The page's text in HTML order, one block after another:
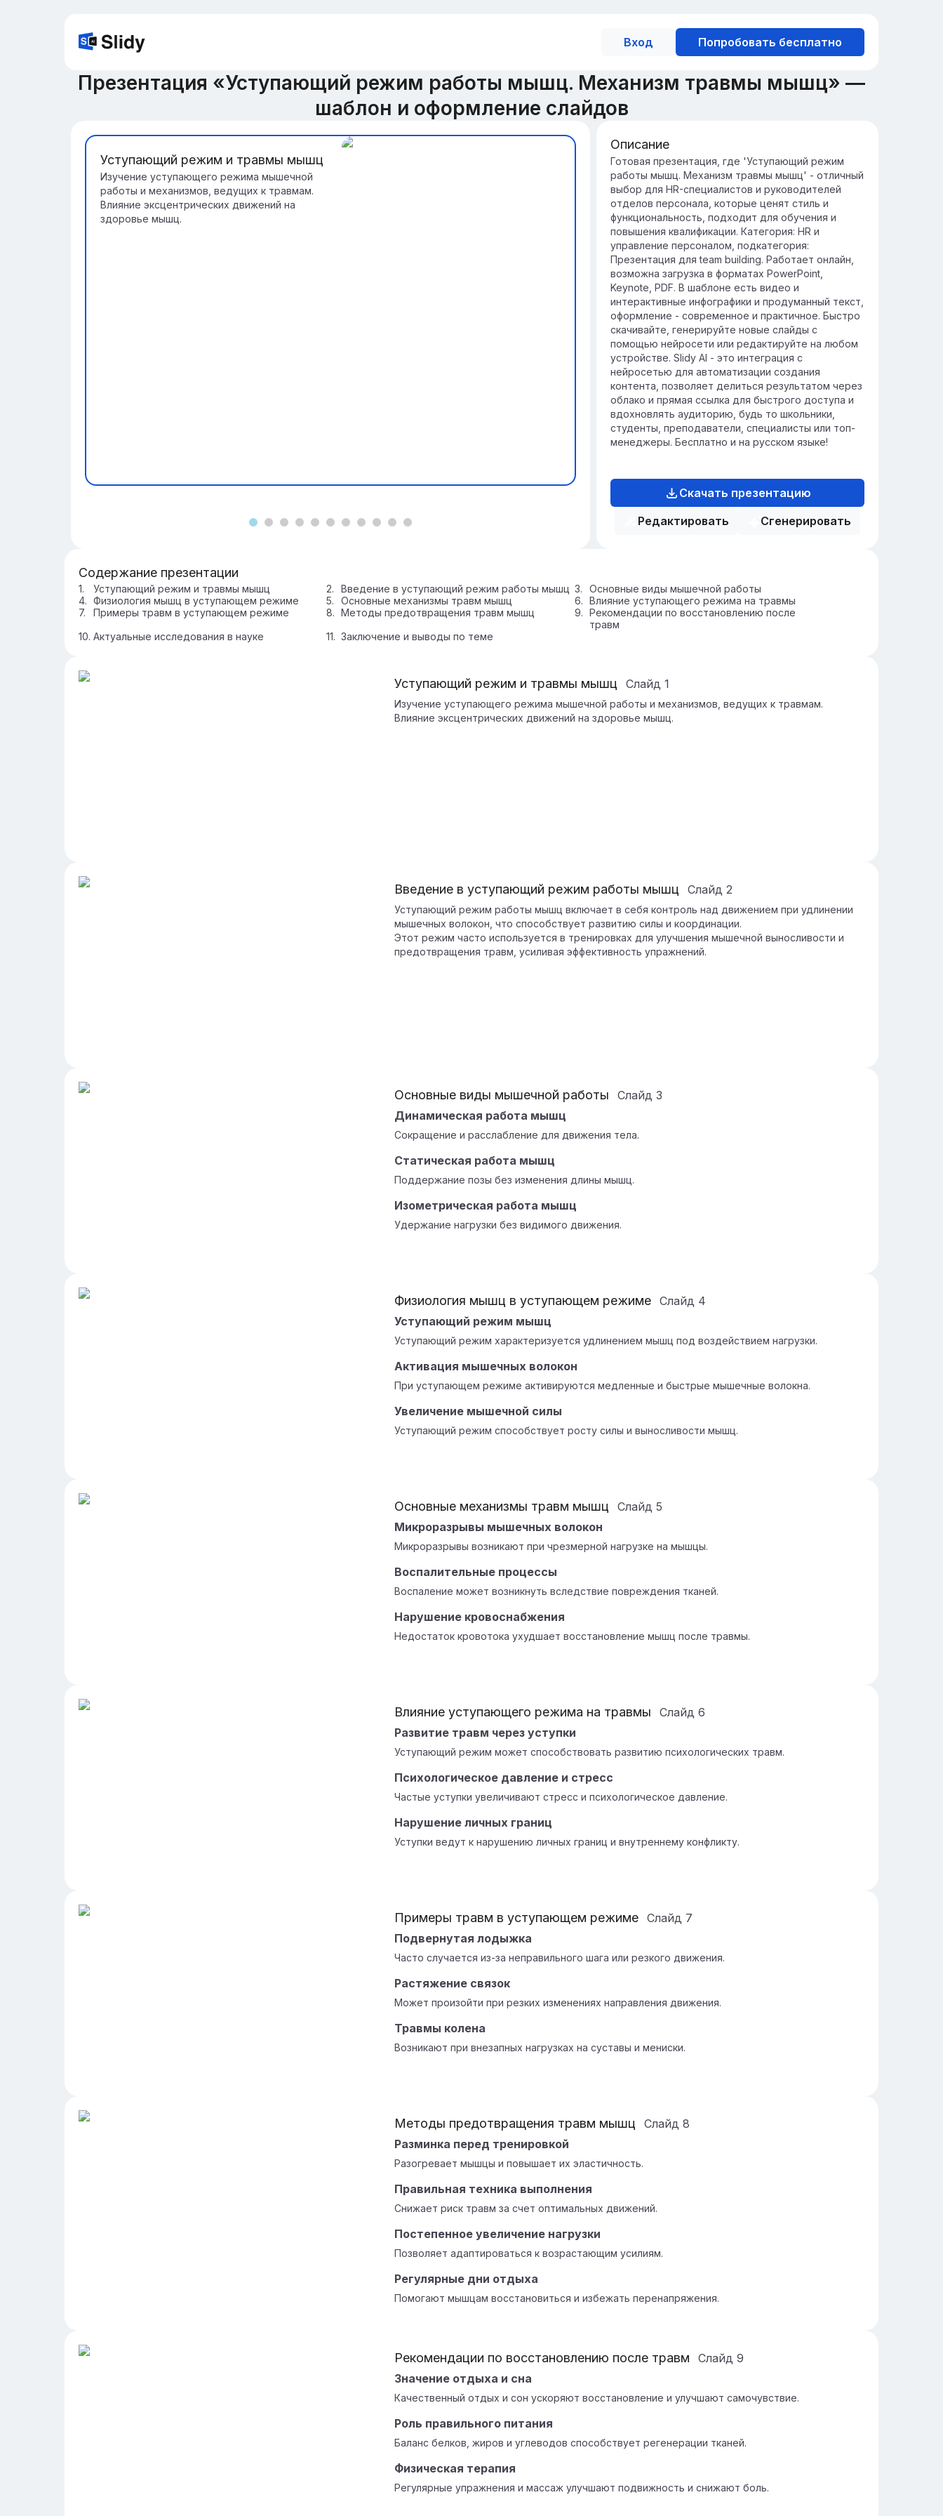
Вход Попробовать бесплатно
Презентация «Уступающий режим работы мышц. Механизм травмы мышц» —
шаблон и оформление слайдов
Уступающий режим и травмы мышц
Изучение уступающего режима мышечной
работы и механизмов, ведущих к травмам.
Влияние эксцентрических движений на
здоровье мышц.
Введение в уступающий режим
работы мышц
Уступающий режим работы мышц включает в
себя контроль над движением при
удлинении мышечных волокон, что
способствует развитию силы и координации.
Этот режим часто используется в
тренировках для улучшения мышечной
выносливости и предотвращения травм,
усиливая эффективность упражнений.
Описание
Готовая презентация, где 'Уступающий режим
работы мышц. Механизм травмы мышц' - отличный
выбор для HR-специалистов и руководителей
отделов персонала, которые ценят стиль и
функциональность, подходит для обучения и
повышения квалификации. Категория: HR и
управление персоналом, подкатегория:
Презентация для team building. Работает онлайн,
возможна загрузка в форматах PowerPoint,
Keynote, PDF. В шаблоне есть видео и
интерактивные инфографики и продуманный текст,
оформление - современное и практичное. Быстро
скачивайте, генерируйте новые слайды с
помощью нейросети или редактируйте на любом
устройстве. Slidy AI - это интеграция с
нейросетью для автоматизации создания
контента, позволяет делиться результатом через
облако и прямая ссылка для быстрого доступа и
вдохновлять аудиторию, будь то школьники,
студенты, преподаватели, специалисты или топ-
менеджеры. Бесплатно и на русском языке!
Скачать презентацию
Редактировать
Сгенерировать
Содержание презентации
Уступающий режим и травмы мышц Введение в уступающий режим работы мышц
Основные виды мышечной работы
Физиология мышц в уступающем режиме
Основные механизмы травм мышц
Влияние уступающего режима на травмы
Примеры травм в уступающем режиме
Методы предотвращения травм мышц
Рекомендации по восстановлению после
травм
Актуальные исследования в науке
Заключение и выводы по теме
Уступающий режим и травмы мышц Слайд 1
Изучение уступающего режима мышечной работы и механизмов, ведущих к травмам.
Влияние эксцентрических движений на здоровье мышц.
Введение в уступающий режим работы мышц Слайд 2
Уступающий режим работы мышц включает в себя контроль над движением при удлинении
мышечных волокон, что способствует развитию силы и координации.
Этот режим часто используется в тренировках для улучшения мышечной выносливости и
предотвращения травм, усиливая эффективность упражнений.
Основные виды мышечной работы Слайд 3
Динамическая работа мышц
Сокращение и расслабление для движения тела.
Статическая работа мышц
Поддержание позы без изменения длины мышц.
Изометрическая работа мышц
Удержание нагрузки без видимого движения.
Физиология мышц в уступающем режиме Слайд 4
Уступающий режим мышц
Уступающий режим характеризуется удлинением мышц под воздействием нагрузки.
Активация мышечных волокон
При уступающем режиме активируются медленные и быстрые мышечные волокна.
Увеличение мышечной силы
Уступающий режим способствует росту силы и выносливости мышц.
Основные механизмы травм мышц Слайд 5
Микроразрывы мышечных волокон
Микроразрывы возникают при чрезмерной нагрузке на мышцы.
Воспалительные процессы
Воспаление может возникнуть вследствие повреждения тканей.
Нарушение кровоснабжения
Недостаток кровотока ухудшает восстановление мышц после травмы.
Влияние уступающего режима на травмы Слайд 6
Развитие травм через уступки
Уступающий режим может способствовать развитию психологических травм.
Психологическое давление и стресс
Частые уступки увеличивают стресс и психологическое давление.
Нарушение личных границ
Уступки ведут к нарушению личных границ и внутреннему конфликту.
Примеры травм в уступающем режиме Слайд 7
Подвернутая лодыжка
Часто случается из-за неправильного шага или резкого движения.
Растяжение связок
Может произойти при резких изменениях направления движения.
Травмы колена
Возникают при внезапных нагрузках на суставы и мениски.
Методы предотвращения травм мышц Слайд 8
Разминка перед тренировкой
Разогревает мышцы и повышает их эластичность.
Правильная техника выполнения
Снижает риск травм за счет оптимальных движений.
Постепенное увеличение нагрузки
Позволяет адаптироваться к возрастающим усилиям.
Регулярные дни отдыха
Помогают мышцам восстановиться и избежать перенапряжения.
Рекомендации по восстановлению после травм Слайд 9
Значение отдыха и сна
Качественный отдых и сон ускоряют восстановление и улучшают самочувствие.
Роль правильного питания
Баланс белков, жиров и углеводов способствует регенерации тканей.
Физическая терапия
Регулярные упражнения и массаж улучшают подвижность и снижают боль.